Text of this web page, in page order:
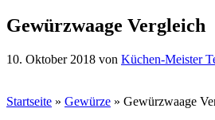
Gewürzwaage Vergleich
10. Oktober 2018 von Küchen-Meister
Startseite » Gewürze » Gewürzwaage